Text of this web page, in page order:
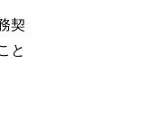
契
と